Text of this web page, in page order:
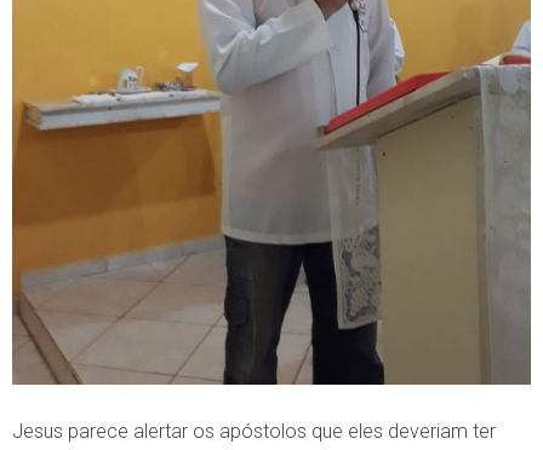
Jesus parece alertar os apóstolos que eles deveriam ter